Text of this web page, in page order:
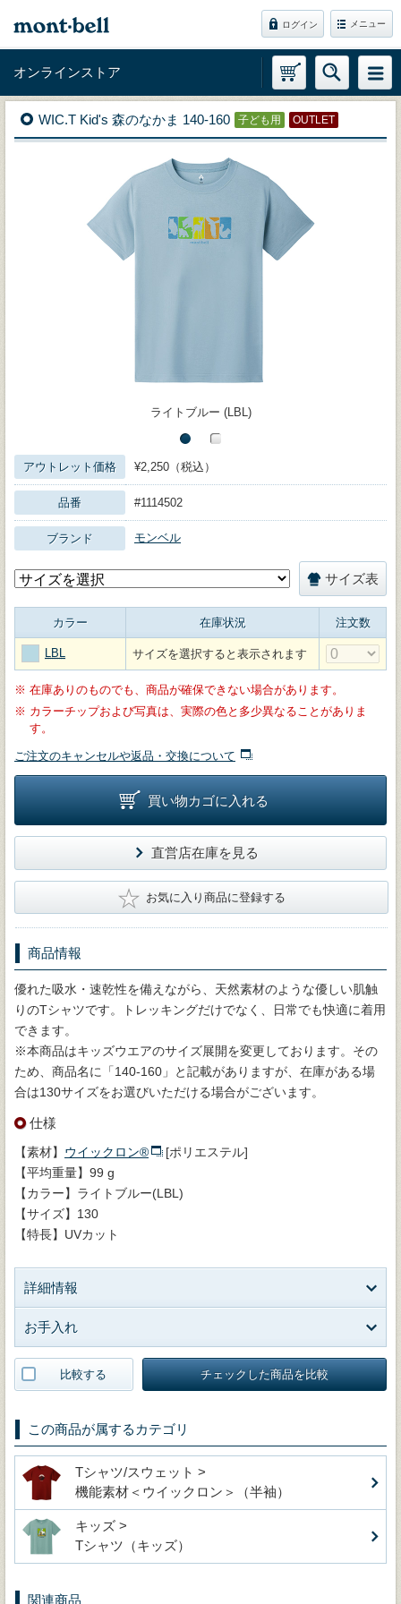
ログイン メニュー
オンラインストア
WIC.T Kid's 森のなかま 140-160 子ども用 OUTLET
ライトブルー (LBL)
アウトレット価格 ¥2,250（税込）
品番 #1114502
ブランド モンベル
サイズ表
カラー 在庫状況 注文数
LBL サイズを選択すると表示されます
※ 在庫ありのものでも、商品が確保できない場合があります。
※ カラーチップおよび写真は、実際の色と多少異なることがありま
す。
ご注文のキャンセルや返品・交換について
買い物カゴに入れる
直営店在庫を見る
★ お気に入り商品に登録する
商品情報
優れた吸水・速乾性を備えながら、天然素材のような優しい肌触
りのTシャツです。トレッキングだけでなく、日常でも快適に着用
できます。
※本商品はキッズウエアのサイズ展開を変更しております。その
ため、商品名に「140-160」と記載がありますが、在庫がある場
合は130サイズをお選びいただける場合がございます。
仕様
【素材】 ウイックロン®
[ポリエステル]
【平均重量】99 g
【カラー】ライトブルー(LBL)
【サイズ】130
【特長】UVカット
詳細情報
お手入れ
比較する チェックした商品を比較
この商品が属するカテゴリ
Tシャツ/スウェット >
機能素材＜ウイックロン＞（半袖）
キッズ >
Tシャツ（キッズ）
関連商品